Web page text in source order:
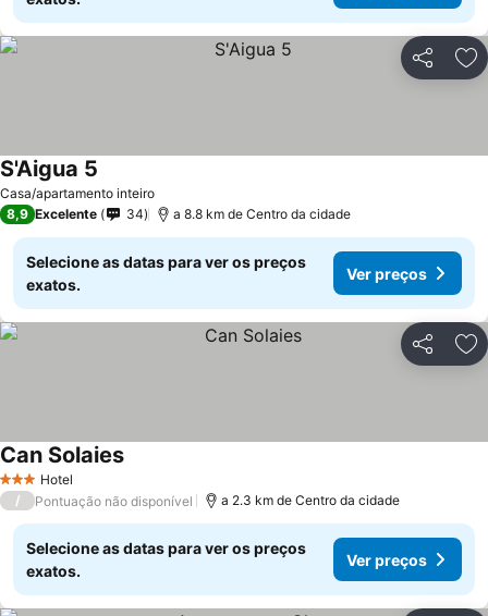
Partilhar
Casa/apartamento inteiro
S'Aigua 5
8,9 Excelente 34 a 8.8 km de Centro da cidade
Selecione as datas para ver os preços
exatos.
Ver preços
Partilhar
3 EstrelasHotel
Can Solaies
/ Pontuação não disponível a 2.3 km de Centro da cidade
Selecione as datas para ver os preços
exatos.
Ver preços